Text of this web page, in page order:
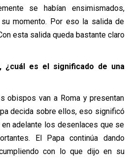
se habían ensimismados,
momento. Por eso la salida de
esta salida queda bastante claro
¿cuál es el significado de una
obispos van a Roma y presentan
decida sobre ellos, eso significó
adelante los desenlaces que se
El Papa continúa dando
con lo que dijo en su